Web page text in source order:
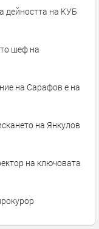
дейността на КУБ
шеф на
на Сарафов е на
на Янкулов
на ключовата